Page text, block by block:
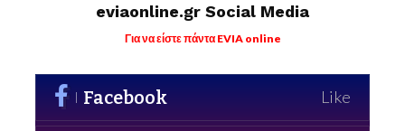
eviaonline.gr Social Media
Για να είστε πάντα EVIA online
Facebook Like